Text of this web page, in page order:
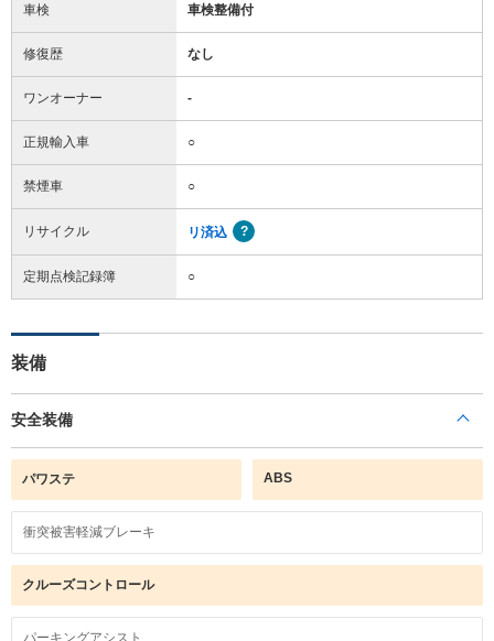
車検 車検整備付
修復歴 なし
ワンオーナー -
正規輸入車 ○
禁煙車 ○
リサイクル リ済込
定期点検記録簿 ○
装備
安全装備
パワステ ABS
衝突被害軽減ブレーキ
クルーズコントロール
パーキングアシスト